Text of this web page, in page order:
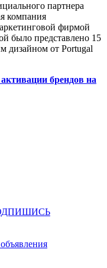
партнера
компания
фирмой
было представлено 15
дизайном от Portugal
брендов на